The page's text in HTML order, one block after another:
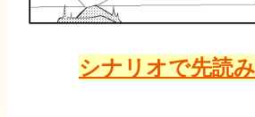
シナリオで先読